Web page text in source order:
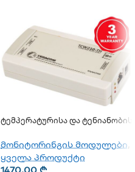
Ტემპერატურისა Და Ტენიანობის
TH
მონიტორინგის მოდულები
ყველა პროდუქტი